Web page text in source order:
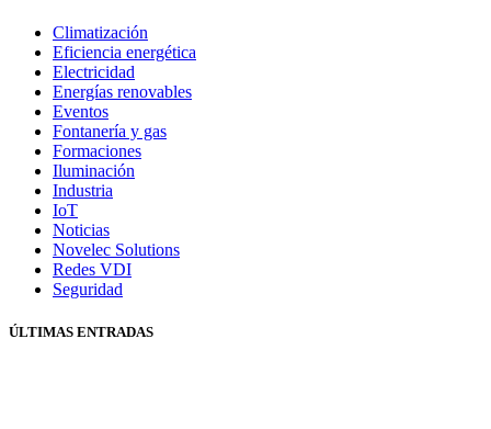
Climatización
Eficiencia energética
Electricidad
Energías renovables
Eventos
Fontanería y gas
Formaciones
Iluminación
Industria
IoT
Noticias
Novelec Solutions
Redes VDI
Seguridad
ÚLTIMAS ENTRADAS